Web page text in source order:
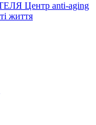
Центр anti-aging
життя